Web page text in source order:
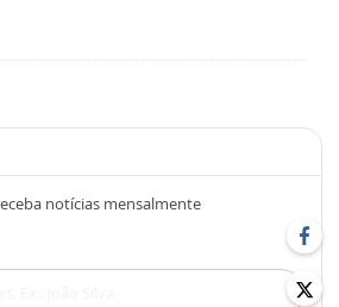
notícias mensalmente